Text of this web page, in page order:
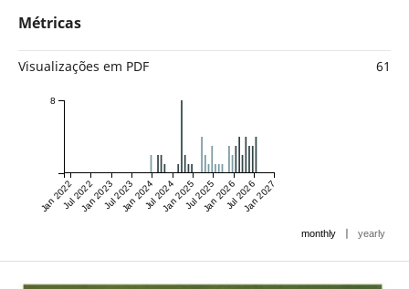
Métricas
Visualizações em PDF 61
Jan 2022Jul 2022Jan 2023Jul 2023Jan 2024Jul 2024Jan 2025Jul 2025Jan 2026Jul 2026Jan 2027
8
monthly | yearly